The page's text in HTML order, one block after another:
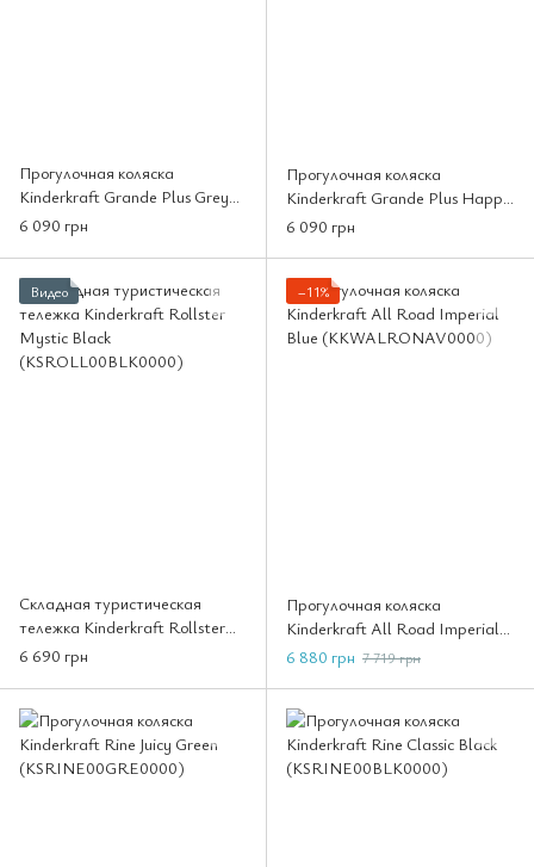
Прогулочная коляска
Kinderkraft Grande Plus Grey
(KSGRAN00GRY0000)
6 090 грн
Прогулочная коляска
Kinderkraft Grande Plus Happy
Shapes (KSGRAN00HAP0000)
6 090 грн
Видео
Складная туристическая
тележка Kinderkraft Rollster
Mystic Black
(KSROLL00BLK0000)
6 690 грн
−11%
Прогулочная коляска
Kinderkraft All Road Imperial
Blue (KKWALRONAV0000)
6 880 грн 7 719 грн